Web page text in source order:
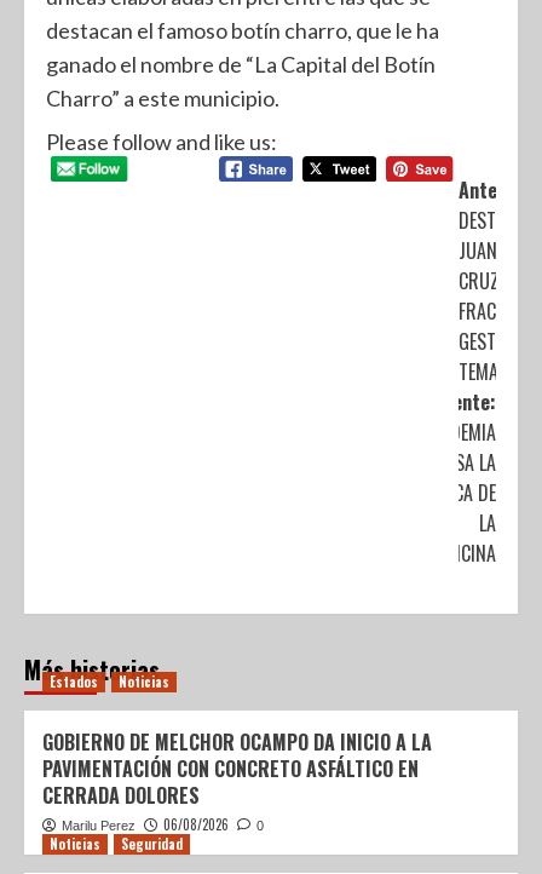
destacan el famoso botín charro, que le ha
ganado el nombre de “La Capital del Botín
Charro” a este municipio.
Please follow and like us:
Anterior:
DESTINADO
JUAN DE LA
CRUZ AL
FRACASO
GESTIÓN
Siguiente:
PANDEMIA
IMPULSA LA
PRÁCTICA DE
LA
TELEMEDICINA
Más historias
Estados Noticias
GOBIERNO DE MELCHOR OCAMPO DA INICIO A LA
PAVIMENTACIÓN CON CONCRETO ASFÁLTICO EN
CERRADA DOLORES
Marilu Perez 06/08/2026 0
Noticias Seguridad